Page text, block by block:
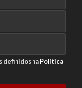
definidos naPolítica